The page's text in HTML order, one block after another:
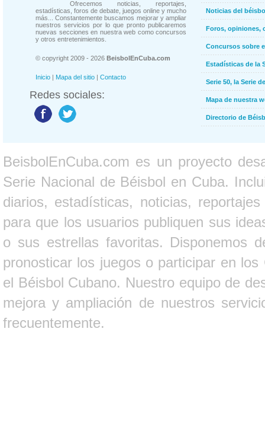
Ofrecemos noticias, reportajes,
estadísticas, foros de debate, juegos online y mucho
más... Constantemente buscamos mejorar y ampliar
nuestros servicios por lo que pronto publicaremos
nuevas secciones en nuestra web como concursos
y otros entretenimientos.
© copyright 2009 - 2026 BeisbolEnCuba.com
Inicio | Mapa del sitio | Contacto
Redes sociales:
Noticias del
Foros, opiniones,
Concursos sobre
Estadísticas de la
Serie 50, la Serie
Mapa de nuestra
Directorio de
BeisbolEnCuba.com es un proyecto
Serie Nacional de Béisbol en Cuba.
diarios, estadísticas, noticias,
para que los usuarios publiquen sus
o sus estrellas favoritas. Disponemos
pronosticar los juegos o participar en
el Béisbol Cubano. Nuestro equipo de
mejora y ampliación de nuestros
frecuentemente.